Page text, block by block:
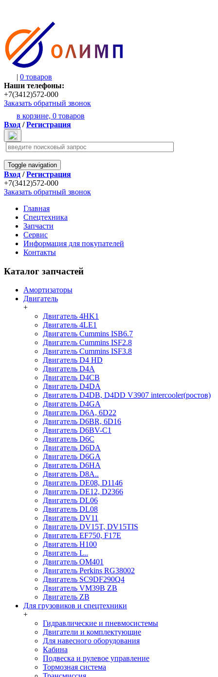
| 0 товаров
Наши телефоны:
+7(3412)572-000
Заказать обратный звонок
в корзине, 0 товаров
Вход /Регистрация
Toggle navigation
Вход /Регистрация
+7(3412)572-000
Заказать обратный звонок
Главная
Спецтехника
Запчасти
Сервис
Информация для покупателей
Контакты
Каталог запчастей
Амортизаторы
Двигатель
+
Двигатель 4HK1
Двигатель 4LE1
Двигатель Cummins ISB6.7
Двигатель Cummins ISF2.8
Двигатель Cummins ISF3.8
Двигатель D4 HD
Двигатель D4A
Двигатель D4CB
Двигатель D4DA
Двигатель D4DB, D4DD V3907 intercooler(ростов)
Двигатель D4GA
Двигатель D6A, 6D22
Двигатель D6BR, 6D16
Двигатель D6BV-C1
Двигатель D6C
Двигатель D6DA
Двигатель D6GA
Двигатель D6HA
Двигатель D8A..
Двигатель DE08, D1146
Двигатель DE12, D2366
Двигатель DL06
Двигатель DL08
Двигатель DV11
Двигатель DV15T, DV15TIS
Двигатель EF750, F17E
Двигатель H100
Двигатель L..
Двигатель OM401
Двигатель Perkins RG38002
Двигатель SC9DF290Q4
Двигатель VM39B ZB
Двигатель ZB
Для грузовиков и спецтехники
+
Гидравлические и пневмосистемы
Двигатели и комплектующие
Для навесного оборудования
Кабина
Подвеска и рулевое управление
Тормозная система